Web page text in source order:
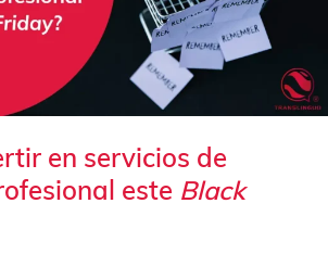
en servicios de
este Black